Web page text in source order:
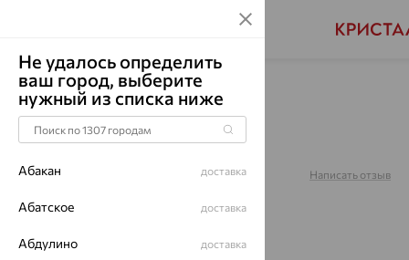
Главная Каталог Часы Фианит
Часы, серебро, фианит,
0438.2.9.35H
Артикул: Написать отзыв
Не удалось определить
ваш город, выберите
нужный из списка ниже
Абакан доставка
Абатское доставка
Абдулино доставка